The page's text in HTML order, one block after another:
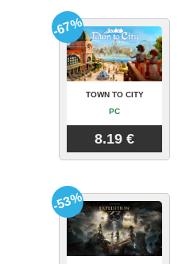
TOWN TO CITY
PC
8.19 €
-67%
-53%